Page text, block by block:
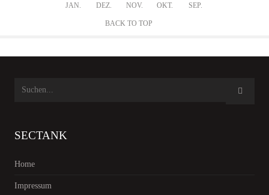
JAN. DEZ. NOV. OKT. SEP.
BACK TO TOP
SECTANK
Home
Impressum